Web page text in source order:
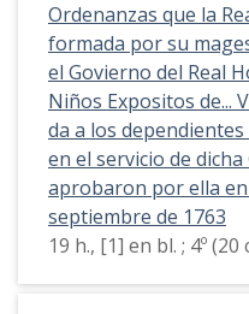
Ordenanzas que la
formada por su
el Govierno del Real
Niños Expositos de...
da a los
en el servicio de dicha
aprobaron por ella en
septiembre de 1763
19 h., [1] en bl. ; 4º (20